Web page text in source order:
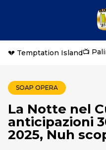
💔 Temptation Island📺
SOAP OPERA
La Notte nel
anticipazioni
2025, Nuh